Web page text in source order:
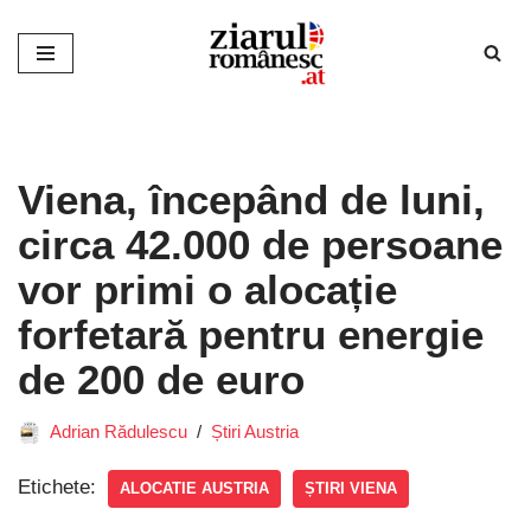
Sari
Viena, începând de luni,
circa 42.000 de persoane
vor primi o alocație
forfetară pentru energie
de 200 de euro
Adrian Rădulescu Știri Austria
Etichete: ALOCATIE AUSTRIA ȘTIRI VIENA